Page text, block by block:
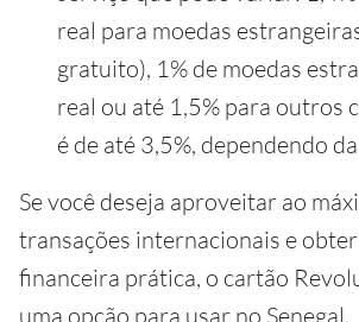
real para moedas
gratuito), 1% de moedas
real ou até 1,5% para outros
é de até 3,5%, dependendo
Se você deseja aproveitar ao
transações internacionais e
financeira prática, o cartão
uma opção para usar no Senegal.